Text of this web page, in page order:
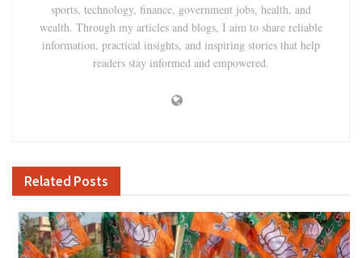
sports, technology, finance, government jobs, health, and
wealth. Through my articles and blogs, I aim to share reliable
information, practical insights, and inspiring stories that help
readers stay informed and empowered.
Related Posts